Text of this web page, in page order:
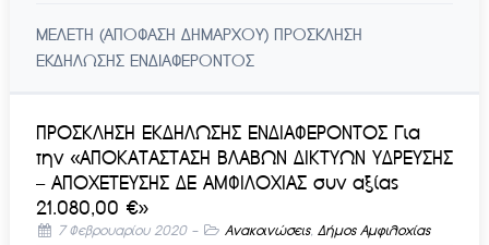
ΜΕΛΕΤΗ (ΑΠΟΦΑΣΗ ΔΗΜΑΡΧΟΥ) ΠΡΟΣΚΛΗΣΗ
ΕΚΔΗΛΩΣΗΣ ΕΝΔΙΑΦΕΡΟΝΤΟΣ
ΠΡΟΣΚΛΗΣΗ ΕΚΔΗΛΩΣΗΣ ΕΝΔΙΑΦΕΡΟΝΤΟΣ Για
την «ΑΠΟΚΑΤΑΣΤΑΣΗ ΒΛΑΒΩΝ ΔΙΚΤΥΩΝ ΥΔΡΕΥΣΗΣ
– ΑΠΟΧΕΤΕΥΣΗΣ ΔΕ ΑΜΦΙΛΟΧΙΑΣ συν αξίας
21.080,00 €»
7 Φεβρουαρίου 2020- Ανακοινώσεις, Δήμος Αμφιλοχίας